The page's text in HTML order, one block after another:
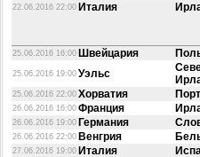
22.06.2016 22:00 Италия
25.06.2016 16:00 Швейцария
25.06.2016 19:00 Уэльс
25.06.2016 22:00 Хорватия
26.06.2016 16:00 Франция
26.06.2016 19:00 Германия
26.06.2016 22:00 Венгрия
27.06.2016 19:00 Италия